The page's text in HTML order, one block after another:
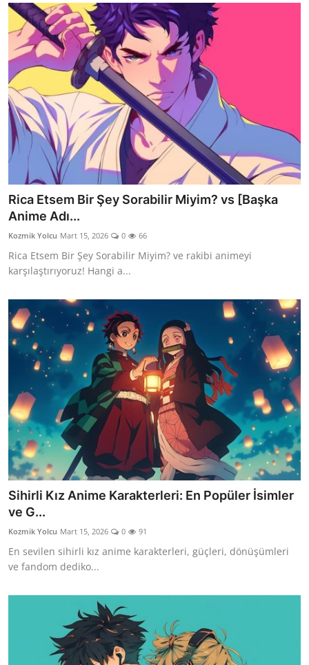
Rica Etsem Bir Şey Sorabilir Miyim? vs [Başka
Anime Adı...
Kozmik Yolcu Mart 15, 2026 0 66
Rica Etsem Bir Şey Sorabilir Miyim? ve rakibi animeyi
karşılaştırıyoruz! Hangi a...
Sihirli Kız Anime Karakterleri: En Popüler İsimler
ve G...
Kozmik Yolcu Mart 15, 2026 0 91
En sevilen sihirli kız anime karakterleri, güçleri, dönüşümleri
ve fandom dediko...